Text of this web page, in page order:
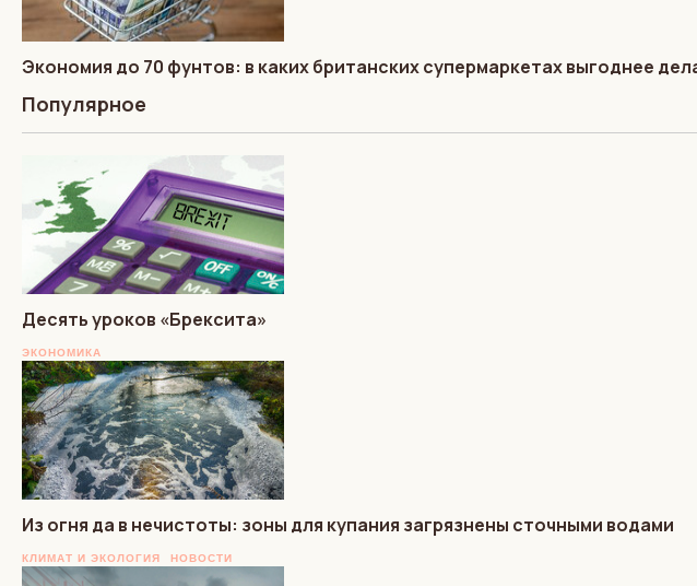
Экономия до 70 фунтов: в каких британских супермаркетах выгоднее
Популярное
Десять уроков «Брексита»
ЭКОНОМИКА
Из огня да в нечистоты: зоны для купания загрязнены сточными водами
КЛИМАТ И ЭКОЛОГИЯ НОВОСТИ